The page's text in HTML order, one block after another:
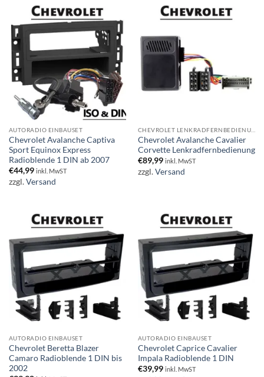
AUTORADIO EINBAUSET
Chevrolet Avalanche Captiva
Sport Equinox Express
Radioblende 1 DIN ab 2007
€44,99 inkl. MwST
zzgl.Versand
Chevrolet Avalanche Cavalier
Corvette Lenkradfernbedienung
€89,99 inkl. MwST
zzgl.Versand
AUTORADIO EINBAUSET
Chevrolet Beretta Blazer
Camaro Radioblende 1 DIN bis
2002
AUTORADIO EINBAUSET
Chevrolet Caprice Cavalier
Impala Radioblende 1 DIN
€39,99 inkl. MwST